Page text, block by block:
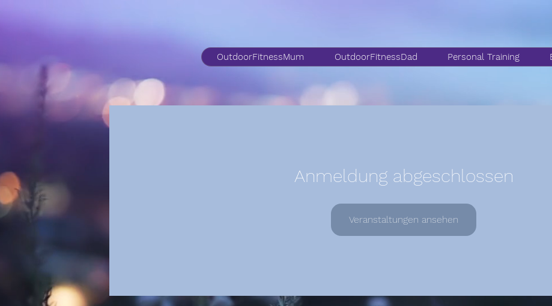
OutdoorFitnessMum OutdoorFitnessDad Personal Training
Anmeldung abgeschlossen
Veranstaltungen ansehen